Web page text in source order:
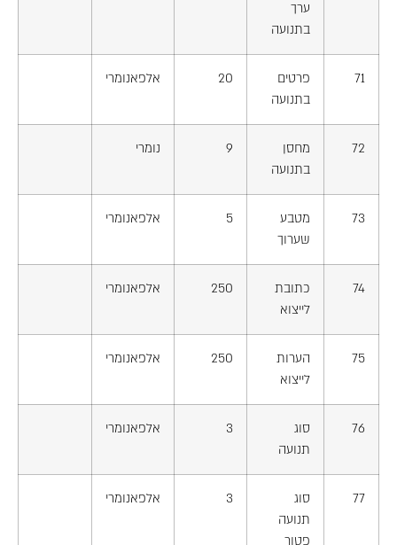
ערך
בתנועה
71
פרטים
בתנועה
20 אלפאנומרי
72
מחסן
בתנועה
9 נומרי
73
מטבע
שערוך
5 אלפאנומרי
74
כתובת
לייצוא
250 אלפאנומרי
75
הערות
לייצוא
250 אלפאנומרי
76
סוג
תנועה
3 אלפאנומרי
77
סוג
תנועה
פטור
3 אלפאנומרי